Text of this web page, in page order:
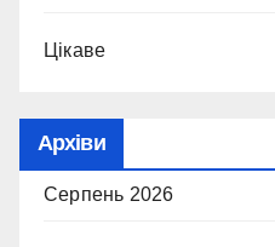
Цікаве
Архіви
Серпень 2026